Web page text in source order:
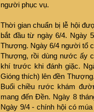
người phục vụ.
Thời gian chuẩn bị lễ hội
bắt đầu từ ngày 6/4. Ngày
Thượng. Ngày 6/4 người tổ
Thượng, rồi dùng nước ấy
khí trước khi đánh giặc.
Gióng thích) lên đền
Buổi chiều rước khám
mang đến Đền. Ngày 8
Ngày 9/4 - chính hội có